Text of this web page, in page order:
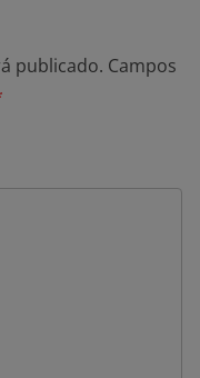
publicado. Campos